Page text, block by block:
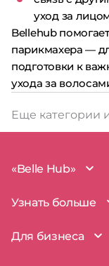
уход за
Bellehub
парикмахера —
подготовки к
ухода за
Еще категории
«Belle Hub»
О проекте
Наша команда
Узнать больше
BelleHub для вас
Для бизнеса